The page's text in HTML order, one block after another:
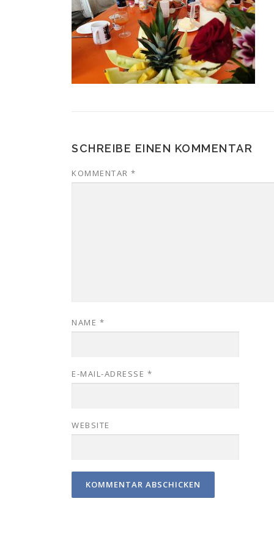
SCHREIBE EINEN KOMMENTAR
KOMMENTAR *
NAME *
E-MAIL-ADRESSE *
WEBSITE